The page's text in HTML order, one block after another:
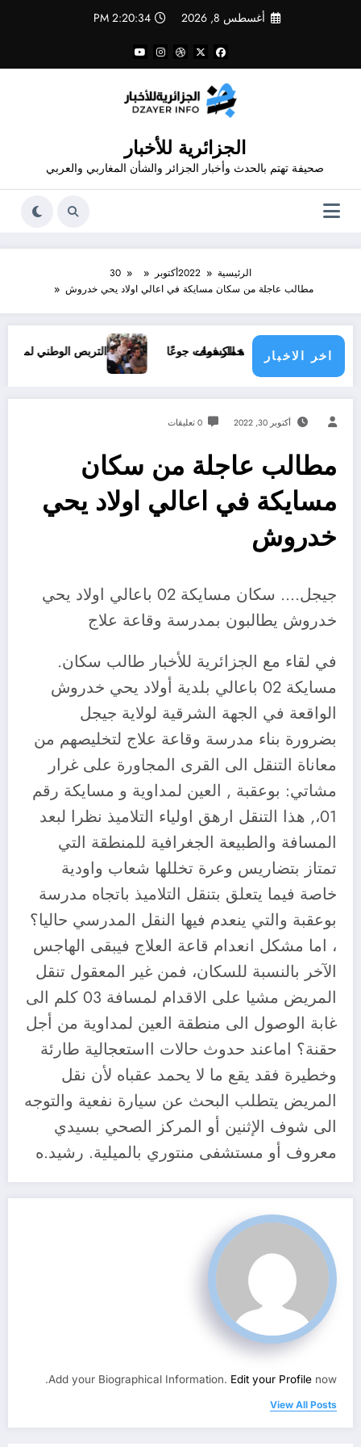
أغسطس 8, 2026 2:20:34 PM
الجزائرية للأخبار
صحيفة تهتم بالحدث وأخبار الجزائر والشأن المغاربي والعربي
الرئيسية 2022أكتوبر
30
مطالب عاجلة من سكان مسايكة في اعالي اولاد يحي خدروش
اخر الاخبار
تفلسف الحمار فمات جوعًا التربص الوطني لمسعفي الأندية
أكتوبر 30, 2022 0 تعليقات
مطالب عاجلة من سكان
مسايكة في اعالي اولاد يحي
خدروش
جيجل…. سكان مسايكة 02 باعالي اولاد يحي
خدروش يطالبون بمدرسة وقاعة علاج
في لقاء مع الجزائرية للأخبار طالب سكان.
مسايكة 02 باعالي بلدية أولاد يحي خدروش
الواقعة في الجهة الشرقية لولاية جيجل
بضرورة بناء مدرسة وقاعة علاج لتخليصهم من
معاناة التنقل الى القرى المجاورة على غرار
مشاتي: بوعقبة , العين لمداوية و مسايكة رقم
01،, هذا التنقل ارهق اولياء التلاميذ نظرا لبعد
المسافة والطبيعة الجغرافية للمنطقة التي
تمتاز بتضاريس وعرة تخللها شعاب واودية
خاصة فيما يتعلق بتنقل التلاميذ باتجاه مدرسة
بوعقبة والتي ينعدم فيها النقل المدرسي حاليا؟
، اما مشكل انعدام قاعة العلاج فيبقى الهاجس
الآخر بالنسبة للسكان، فمن غير المعقول تنقل
المريض مشيا على الاقدام لمسافة 03 كلم الى
غابة الوصول الى منطقة العين لمداوية من أجل
حقنة؟ اماعند حدوث حالات ااستعجالية طارئة
وخطيرة فقد يقع ما لا يحمد عقباه لأن نقل
المريض يتطلب البحث عن سيارة نفعية والتوجه
الى شوف الإثنين أو المركز الصحي بسيدي
معروف أو مستشفى منتوري بالميلية. رشيد.ه
Add your Biographical Information. Edit your Profile now.
View All Posts